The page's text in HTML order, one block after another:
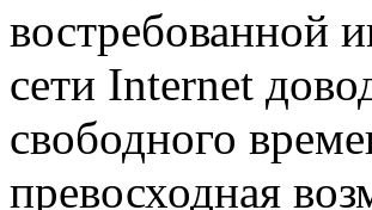
востребованной
сети Internet
свободного
превосходная